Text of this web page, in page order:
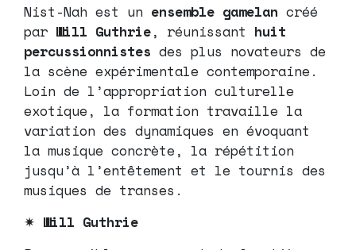
Nist-Nah est un ensemble gamelan créé
par Will Guthrie, réunissant huit
percussionnistes des plus novateurs de
la scène expérimentale contemporaine.
Loin de l’appropriation culturelle
exotique, la formation travaille la
variation des dynamiques en évoquant
la musique concrète, la répétition
jusqu’à l’entêtement et le tournis des
musiques de transes.
✷ Will Guthrie